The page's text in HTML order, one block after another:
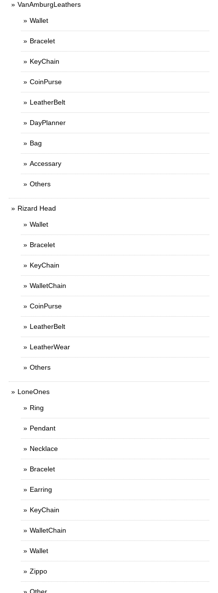
VanAmburgLeathers
Wallet
Bracelet
KeyChain
CoinPurse
LeatherBelt
DayPlanner
Bag
Accessary
Others
Rizard Head
Wallet
Bracelet
KeyChain
WalletChain
CoinPurse
LeatherBelt
LeatherWear
Others
LoneOnes
Ring
Pendant
Necklace
Bracelet
Earring
KeyChain
WalletChain
Wallet
Zippo